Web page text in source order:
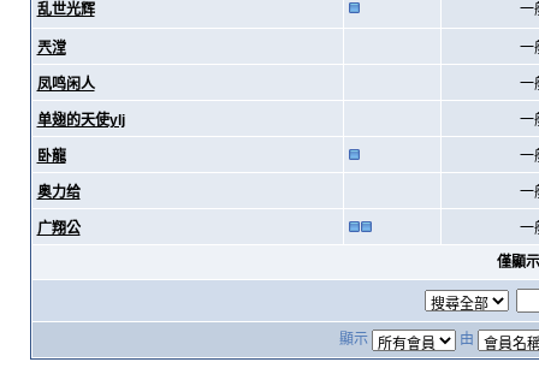
乱世光辉 一
兲漟 一
凤鸣闲人 一
单翅的天使ylj 一
卧龍 一
奥力给 一
广翔公
一
僅顯
顯示 由